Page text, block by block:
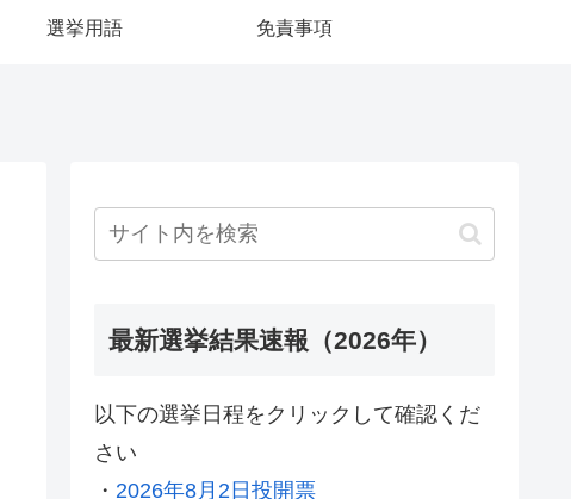
選挙用語 免責事項
最新選挙結果速報（2026年）
以下の選挙日程をクリックして確認くだ
さい
・ 2026年8月2日投開票